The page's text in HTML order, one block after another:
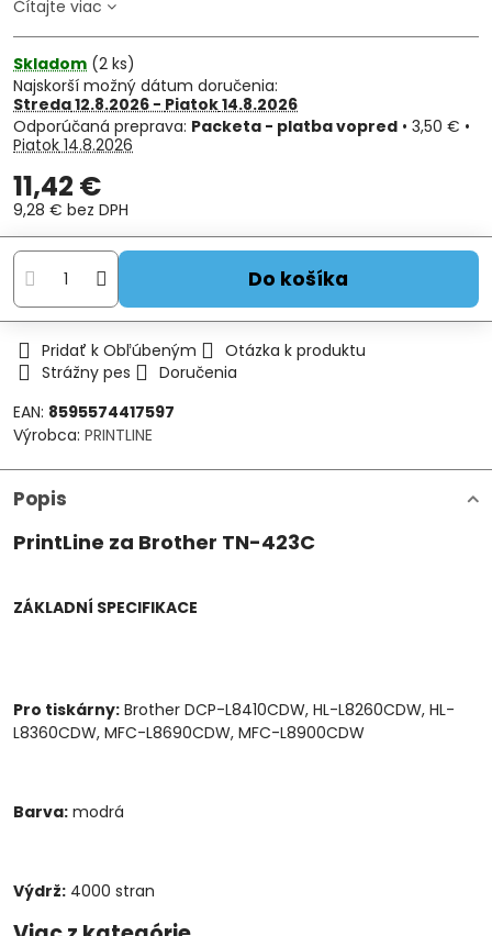
Čítajte viac
Skladom (2 ks)
Najskorší možný dátum doručenia:
Streda12.8.2026 −Piatok14.8.2026
Packeta - platba vopred • 3,50 € •
Piatok14.8.2026
11,42 €
9,28 € bez DPH
Do košíka
Pridať k Obľúbeným
Otázka k produktu
Strážny pes
Doručenia
EAN: 8595574417597
Výrobca: PRINTLINE
Popis
PrintLine za Brother TN-423C
ZÁKLADNÍ SPECIFIKACE
Pro tiskárny: Brother DCP-L8410CDW, HL-L8260CDW, HL-
L8360CDW, MFC-L8690CDW, MFC-L8900CDW
Barva: modrá
Výdrž: 4000 stran